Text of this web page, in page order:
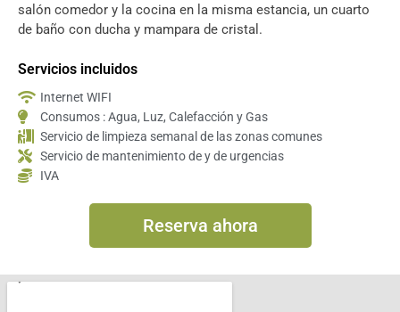
salón comedor y la cocina en la misma estancia, un cuarto
de baño con ducha y mampara de cristal.
Servicios incluidos
Internet WIFI
Consumos : Agua, Luz, Calefacción y Gas
Servicio de limpieza semanal de las zonas comunes
Servicio de mantenimiento de y de urgencias
IVA
Reserva ahora